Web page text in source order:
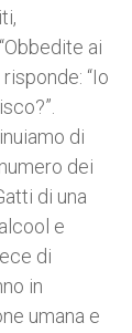
ai
“Io
di
dei
di una
e
di
in
umana e